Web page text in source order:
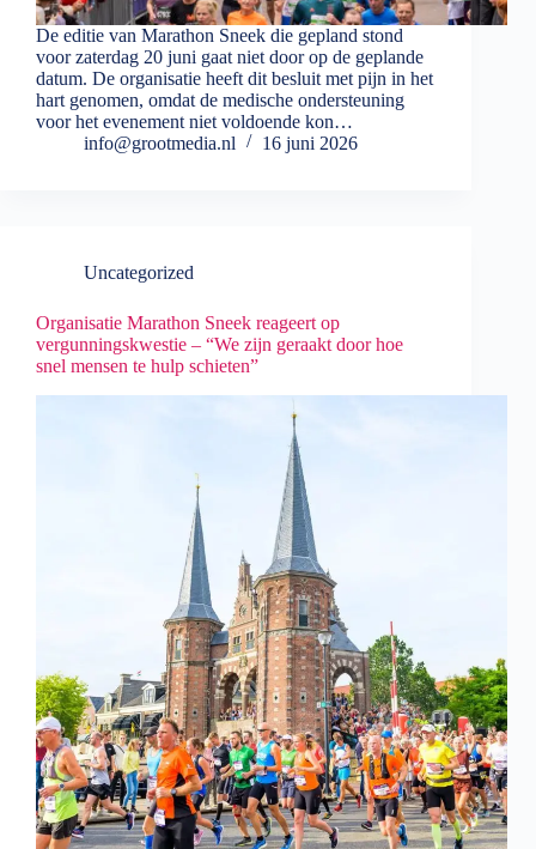
De editie van Marathon Sneek die gepland stond
voor zaterdag 20 juni gaat niet door op de geplande
datum. De organisatie heeft dit besluit met pijn in het
hart genomen, omdat de medische ondersteuning
voor het evenement niet voldoende kon…
info@grootmedia.nl
16 juni 2026
Uncategorized
Organisatie Marathon Sneek reageert op
vergunningskwestie – “We zijn geraakt door hoe
snel mensen te hulp schieten”